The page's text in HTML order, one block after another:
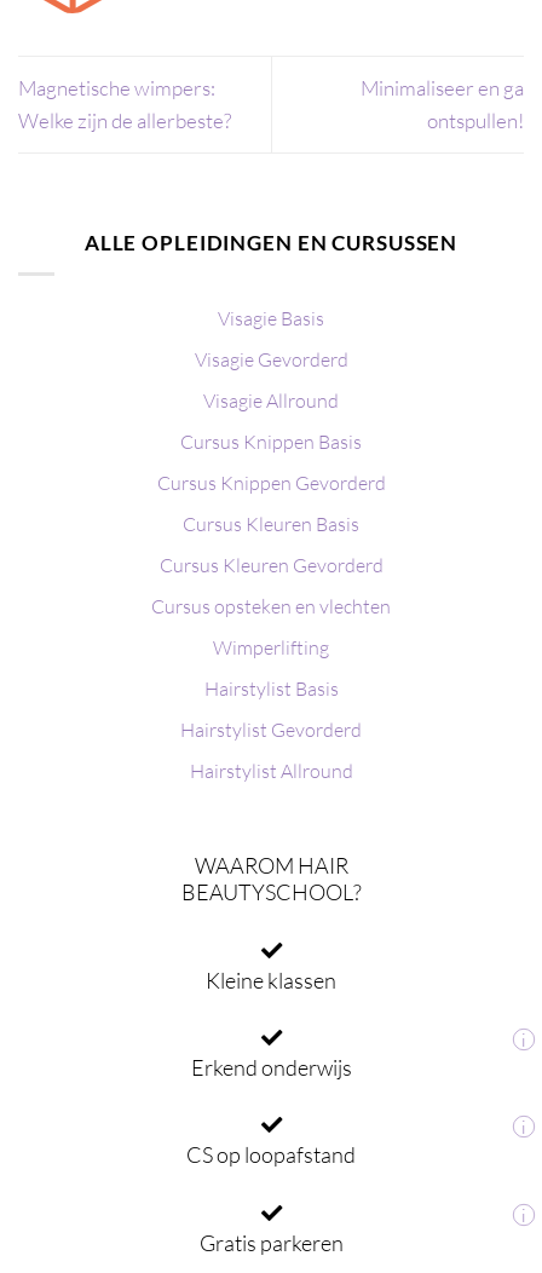
Magnetische wimpers:
Welke zijn de allerbeste?
Minimaliseer en ga
ontspullen!
ALLE OPLEIDINGEN EN CURSUSSEN
Visagie Basis
Visagie Gevorderd
Visagie Allround
Cursus Knippen Basis
Cursus Knippen Gevorderd
Cursus Kleuren Basis
Cursus Kleuren Gevorderd
Cursus opsteken en vlechten
Wimperlifting
Hairstylist Basis
Hairstylist Gevorderd
Hairstylist Allround
WAAROM HAIR
BEAUTYSCHOOL?
Kleine klassen
i
Erkend onderwijs
i
CS op loopafstand
i
Gratis parkeren